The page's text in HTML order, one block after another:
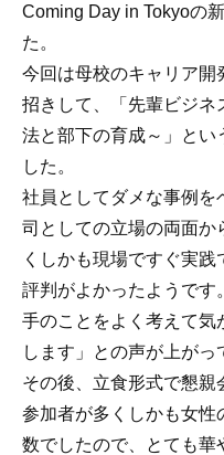
Coming Day in Tokyoの
た。
今回は母校のキャリア開
招きして、「先輩ビジネ
法と部下の育成～」とい
した。
社員としてダメな事例を
司としての立場の両面か
くしかも現場ですぐ実
評判がよかったようです
手のことをよく考えて気
します」との声が上がっ
その後、立食形式で懇
参加者が多くしかも女性
数でしたので、とても華